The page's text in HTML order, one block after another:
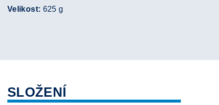
Velikost: 625 g
SLOŽENÍ